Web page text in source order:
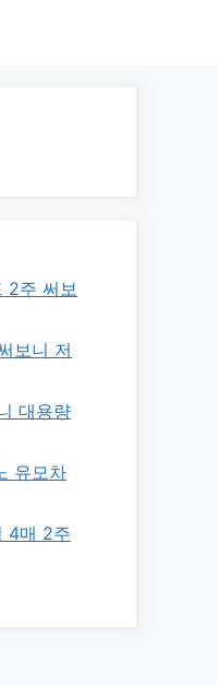
2주 써보
보니 저
대용량
유모차
4매 2주